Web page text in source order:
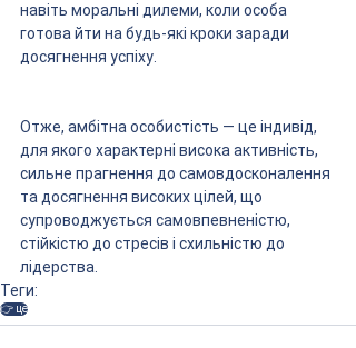
навіть моральні дилеми, коли особа
готова йти на будь-які кроки заради
досягнення успіху.
Отже, амбітна особистість — це індивід,
для якого характерні висока активність,
сильне прагнення до самовдосконалення
та досягнення високих цілей, що
супроводжується самовпевненістю,
стійкістю до стресів і схильністю до
лідерства.
Теги:
👉 це